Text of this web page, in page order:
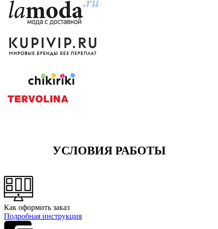
УСЛОВИЯ РАБОТЫ
Как оформить заказ
Подробная инструкция